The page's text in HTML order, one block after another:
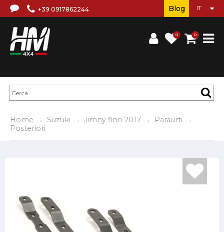
+39 0917862244
0 0
Blog
Home Suzuki Jimny fino 2017
Paraurti
Posteriori